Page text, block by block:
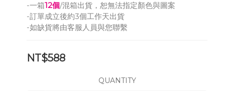
-一箱12個/混箱出貨，恕無法指定顏色與圖案
-訂單成立後約3個工作天出貨
-如缺貨將由客服人員與您聯繫
NT$588
QUANTITY